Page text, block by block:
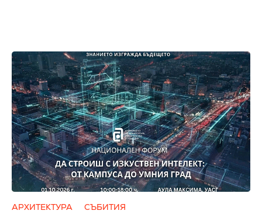
АРХИТЕКТУРА СЪБИТИЯ